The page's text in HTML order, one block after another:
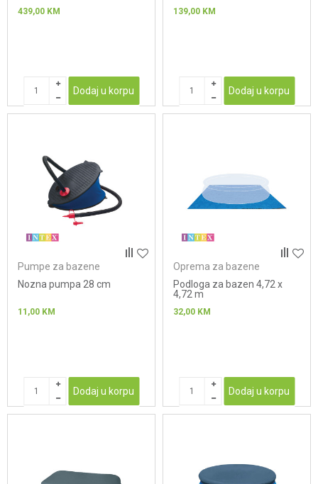
439,00 KM
Dodaj u korpu
139,00 KM
Dodaj u korpu
Pumpe za bazene
Nozna pumpa 28 cm
11,00 KM
Dodaj u korpu
Oprema za bazene
Podloga za bazen 4,72 x
4,72 m
32,00 KM
Dodaj u korpu